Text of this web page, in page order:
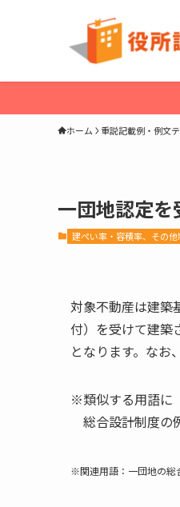
ホーム 重説記載例・例文
一団地認定を
建ぺい率・容積率、その
対象不動産は建
付）を受けて建築
となります。なお
※類似する用語に
総合設計制度の
※関連用語：一団地の総